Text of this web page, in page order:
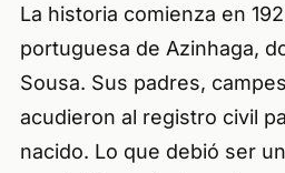
La historia comienza en
portuguesa de Azinhaga,
Sousa. Sus padres,
acudieron al registro civil
nacido. Lo que debió ser